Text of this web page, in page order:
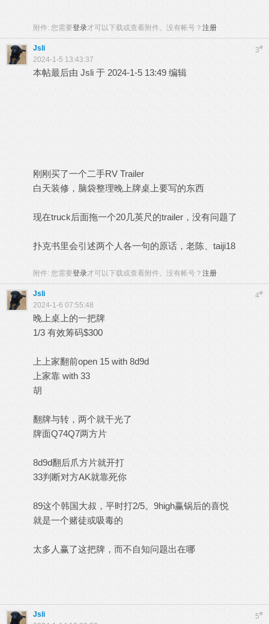
附件: 您需要登录才可以下载或查看附件。没有帐号？ 注册
3#
Jsli
2024-1-5 13:43:37
本帖最后由 Jsli 于 2024-1-5 13:49 编辑
刚刚买了一个二手RV Trailer
白天装修，脑袋整理晚上牌桌上要写的东西
现在truck后面拖一个20几英尺的trailer，没有问题了
扑克书里会引述两个人各一句的原话，老陈、taiji18
附件: 您需要登录才可以下载或查看附件。没有帐号？ 注册
4#
Jsli
2024-1-6 07:55:48
晚上桌上的一把牌
1/3 有效筹码$300
上上家翻前open 15 with 8d9d
上家靠 with 33
胡
翻牌与转，两个就干光了
牌面Q74Q7两方片
8d9d翻后爪方片就开打
33判断对方AK就靠死你
89这个韩国大叔，平时打2/5。9high赢锅后的喜悦
就是一个赌徒或吸毒的
太多人赢了这把牌，而不自知问题出在哪
5#
Jsli